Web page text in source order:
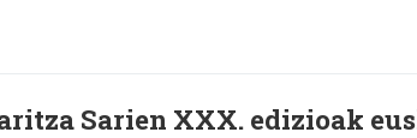
Sarien XXX. edizioak